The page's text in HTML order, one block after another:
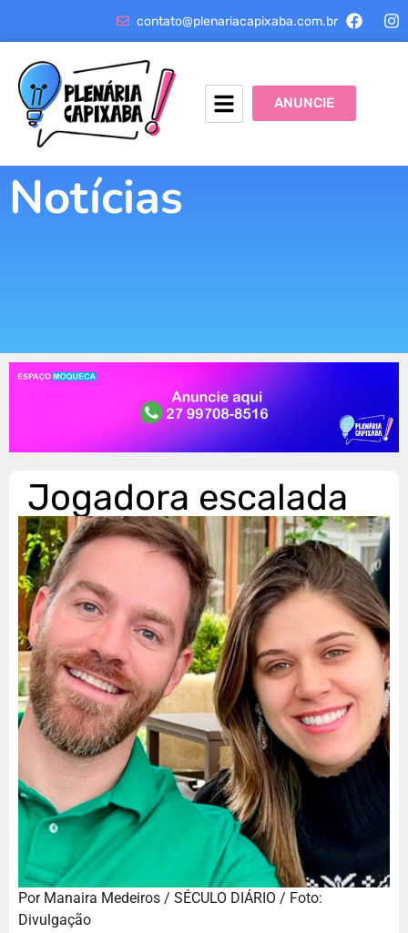
contato@plenariacapixaba.com.br
ANUNCIE
Notícias
Jogadora escalada
Por Manaira Medeiros / SÉCULO DIÁRIO / Foto:
Divulgação